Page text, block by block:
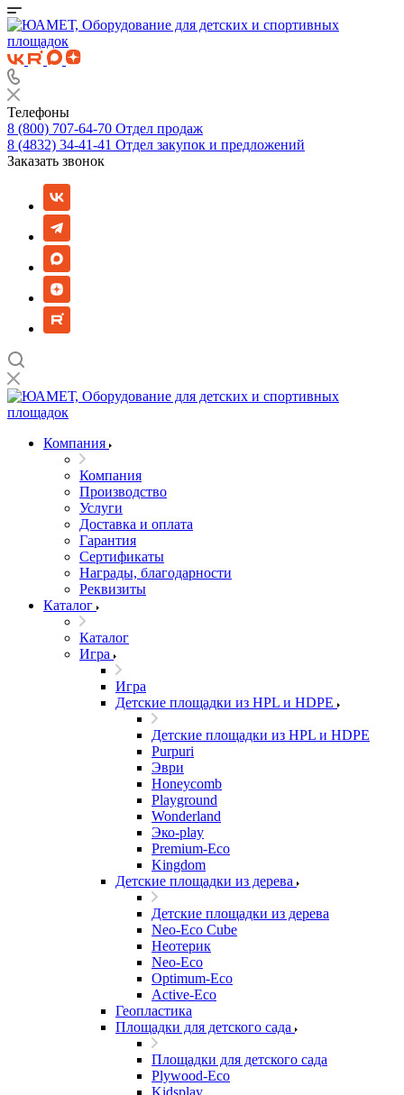
Телефоны
8 (800) 707-64-70 Отдел продаж
8 (4832) 34-41-41 Отдел закупок и предложений
Заказать звонок
Компания
Компания
Производство
Услуги
Доставка и оплата
Гарантия
Сертификаты
Награды, благодарности
Реквизиты
Каталог
Каталог
Игра
Игра
Детские площадки из HPL и HDPE
Детские площадки из HPL и HDPE
Purpuri
Эври
Honeycomb
Playground
Wonderland
Эко-play
Premium-Eco
Kingdom
Детские площадки из дерева
Детские площадки из дерева
Neo-Eco Cube
Неотерик
Neo-Eco
Оptimum-Еco
Active-Eco
Геопластика
Площадки для детского сада
Площадки для детского сада
Plywood-Eco
Kidsplay